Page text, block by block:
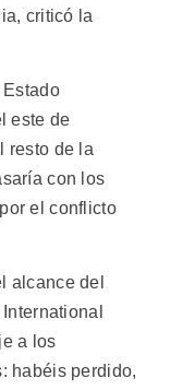
criticó la
Estado
este de
resto de la
con los
el conflicto
alcance del
a los
habéis perdido,